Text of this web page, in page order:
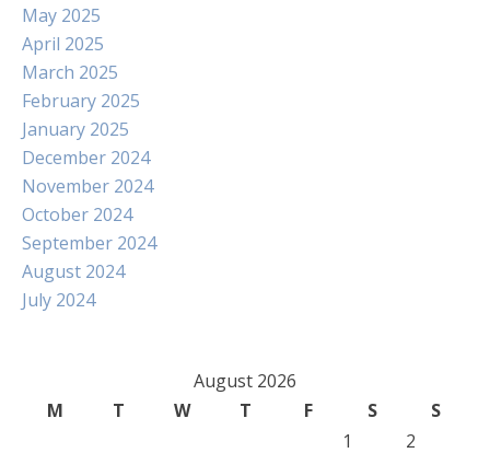
May 2025
April 2025
March 2025
February 2025
January 2025
December 2024
November 2024
October 2024
September 2024
August 2024
July 2024
August 2026
M
T W T F S
S
1
2